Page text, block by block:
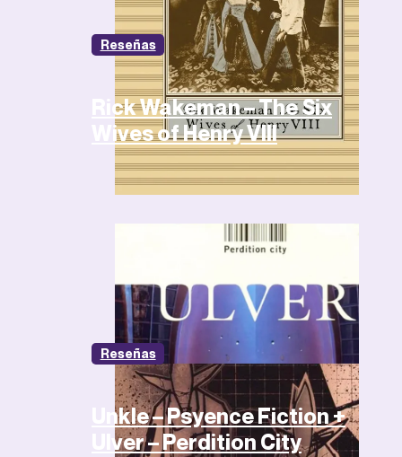
Reseñas
Rick Wakeman – The Six
Wives of Henry VIII
Reseñas
Unkle – Psyence Fiction +
Ulver – Perdition City